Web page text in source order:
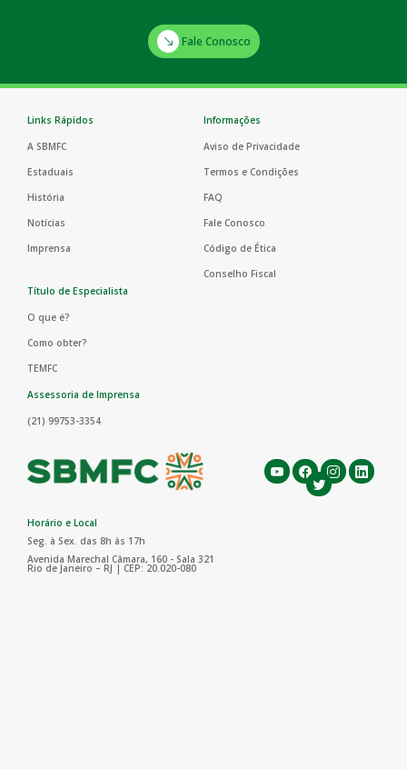
Fale Conosco
Links Rápidos
A SBMFC
Estaduais
História
Notícias
Imprensa
Informações
Aviso de Privacidade
Termos e Condições
FAQ
Fale Conosco
Código de Ética
Conselho Fiscal
Título de Especialista
O que é?
Como obter?
TEMFC
Assessoria de Imprensa
(21) 99753-3354
Horário e Local
Seg. à Sex. das 8h às 17h
Avenida Marechal Câmara, 160 - Sala 321
Rio de Janeiro – RJ | CEP: 20.020-080